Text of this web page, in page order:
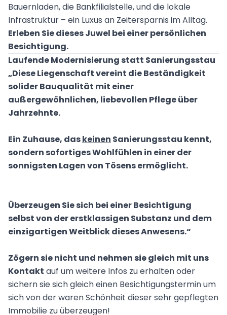
Bauernladen, die Bankfilialstelle, und die lokale
Infrastruktur – ein Luxus an Zeitersparnis im Alltag.
Erleben Sie dieses Juwel bei einer persönlichen
Besichtigung.
Laufende Modernisierung statt Sanierungsstau
„Diese Liegenschaft vereint die Beständigkeit
solider Bauqualität mit einer
außergewöhnlichen, liebevollen Pflege über
Jahrzehnte.
Ein Zuhause, daskeinen Sanierungsstau kennt,
sondern sofortiges Wohlfühlen in einer der
sonnigsten Lagen von Tösens ermöglicht.
Überzeugen Sie sich bei einer Besichtigung
selbst von der erstklassigen Substanz und dem
einzigartigen Weitblick dieses Anwesens.“
Zögern sie nicht und nehmen sie gleich mit uns
Kontakt auf um weitere Infos zu erhalten oder
sichern sie sich gleich einen Besichtigungstermin um
sich von der waren Schönheit dieser sehr gepflegten
Immobilie zu überzeugen!